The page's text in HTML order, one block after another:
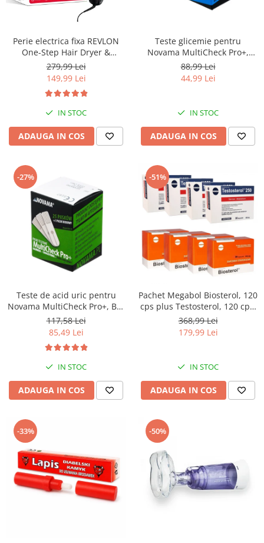
Diverse
Electrocasnice & climatizare
Ventilatoare
Purificatoare
Incalzitoare corporale
Electrocasnice mici
Proteine si aminoacizi
Proteine
Aminoacizi
Tablete energizante
Alte suplimente nutritive
Uniforme si saboti medicali
Saboti medicali
Resigilate
Carti
Perie electrica fixa REVLON
One-Step Hair Dryer &
Volumizer, RVDR5222E2,
pentru par mediu si lung
279,99 Lei
149,99 Lei
IN STOC
ADAUGA IN COS
Teste glicemie pentru
Novama MultiCheck Pro+,
BK1-G, 50 teste/ cutie
88,99 Lei
44,99 Lei
IN STOC
ADAUGA IN COS
-27%
Teste de acid uric pentru
Novama MultiCheck Pro+, BK-
U1, 25 teste/ cutie
117,58 Lei
85,49 Lei
IN STOC
ADAUGA IN COS
-51%
Pachet Megabol Biosterol, 120
cps plus Testosterol, 120 cps,
stimulare testosteron si
hormon de crestere, inhibare
estrogen
368,99 Lei
179,99 Lei
IN STOC
ADAUGA IN COS
-33% -50%